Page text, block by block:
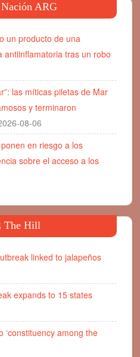
ARG
un producto de una
antiinflamatoria tras un robo
las míticas piletas de Mar
y terminaron
08-06
en riesgo a los
sobre el acceso a los
The Hill
linked to jalapeños
expands to 15 states
‘constituency among the